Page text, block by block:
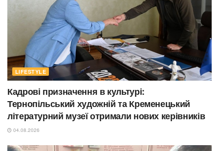
LIFESTYLE
Кадрові призначення в культурі:
Тернопільський художній та Кременецький
літературний музеї отримали нових керівників
04.08.2026